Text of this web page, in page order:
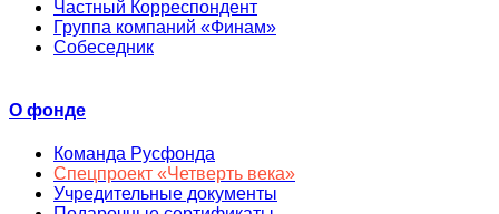
Частный Корреспондент
Группа компаний «Финам»
Собеседник
О фонде
Команда Русфонда
Спецпроект «Четверть века»
Учредительные документы